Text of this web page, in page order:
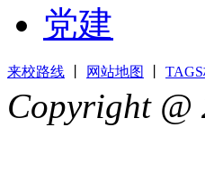
党建
来校路线 网站地图
Copyright